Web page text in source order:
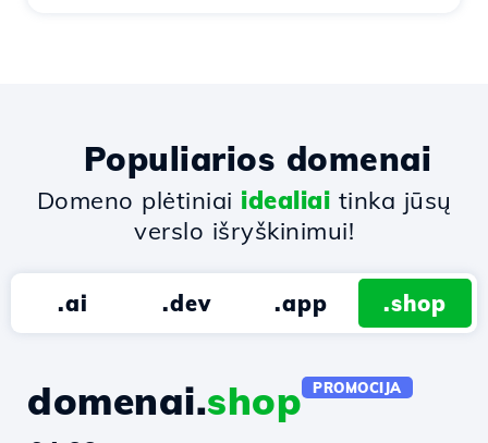
Populiarios domenai
Domeno plėtiniai idealiai tinka jūsų
verslo išryškinimui!
.ai .dev .app .shop
domenai.shop PROMOCIJA